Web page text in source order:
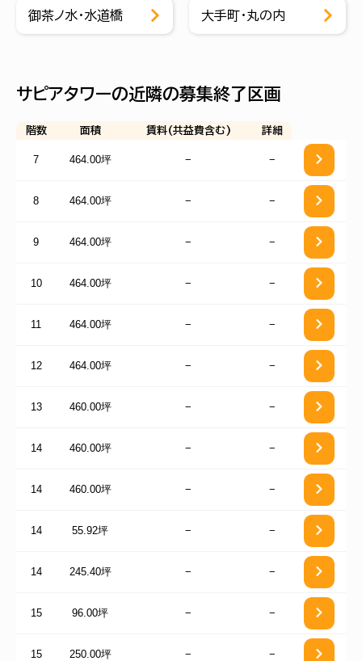
御茶ノ水・水道橋 大手町・丸の内
サピアタワーの近隣の募集終了区画
階数 面積 賃料(共益費含む) 詳細
7 464.00坪 − −
8 464.00坪 − −
9 464.00坪 − −
10 464.00坪 − −
11 464.00坪 − −
12 464.00坪 − −
13 460.00坪 − −
14 460.00坪 − −
14 460.00坪 − −
14 55.92坪 − −
14 245.40坪 − −
15 96.00坪 − −
15 250.00坪 − −